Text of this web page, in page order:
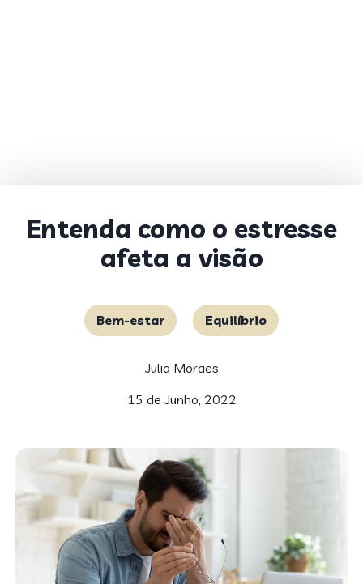
Entenda como o estresse
afeta a visão
Bem-estar Equilíbrio
Julia Moraes
15 de Junho, 2022